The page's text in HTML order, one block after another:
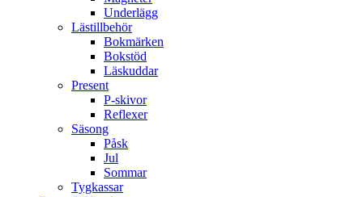
Underlägg
Lästillbehör
Bokmärken
Bokstöd
Läskuddar
Present
P-skivor
Reflexer
Säsong
Påsk
Jul
Sommar
Tygkassar